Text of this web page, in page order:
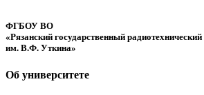
ФГБОУ ВО
«Рязанский государственный радиотехнический
им. В.Ф. Уткина»
Об университете